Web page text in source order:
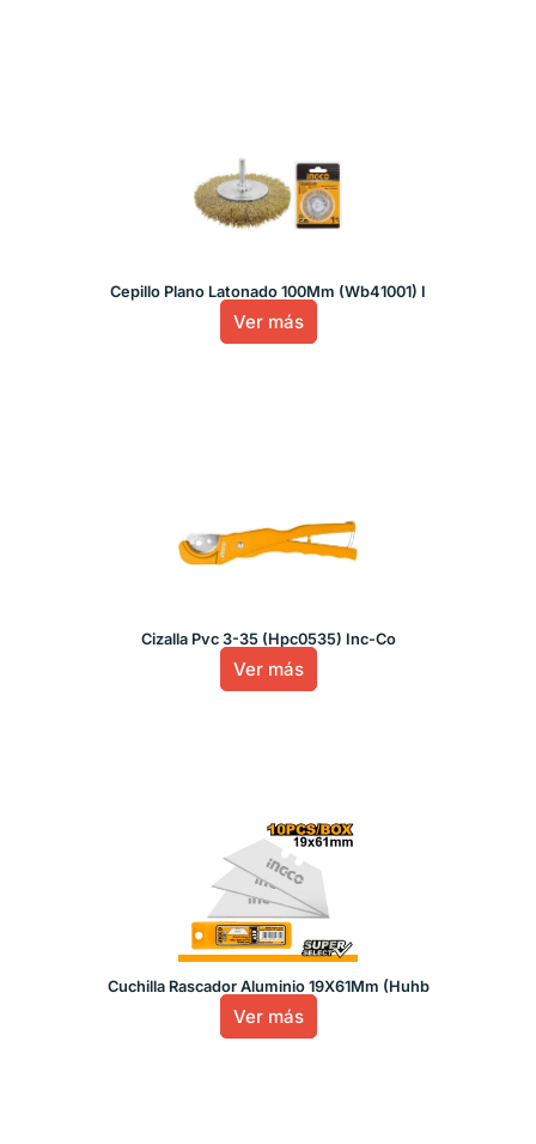
Cepillo Plano Latonado 100Mm (Wb41001) I
Ver más
Cizalla Pvc 3-35 (Hpc0535) Inc-Co
Ver más
Cuchilla Rascador Aluminio 19X61Mm (Huhb
Ver más